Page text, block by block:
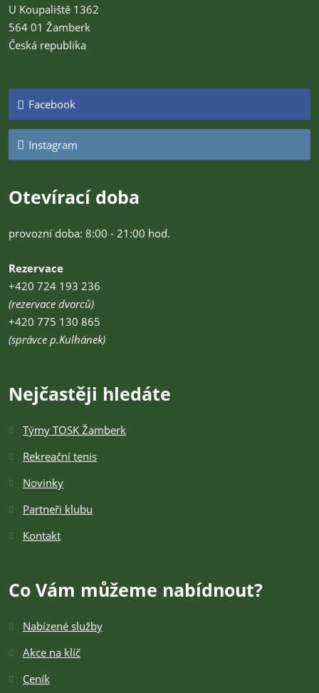
U Koupaliště 1362
564 01 Žamberk
Česká republika
Facebook
Instagram
Otevírací doba
provozní doba: 8:00 - 21:00 hod.
Rezervace
+420 724 193 236
(rezervace dvorců)
+420 775 130 865
(správce p.Kulhánek)
Nejčastěji hledáte
Týmy TOSK Žamberk
Rekreační tenis
Novinky
Partneři klubu
Kontakt
Co Vám můžeme nabídnout?
Nabízené služby
Akce na klíč
Ceník